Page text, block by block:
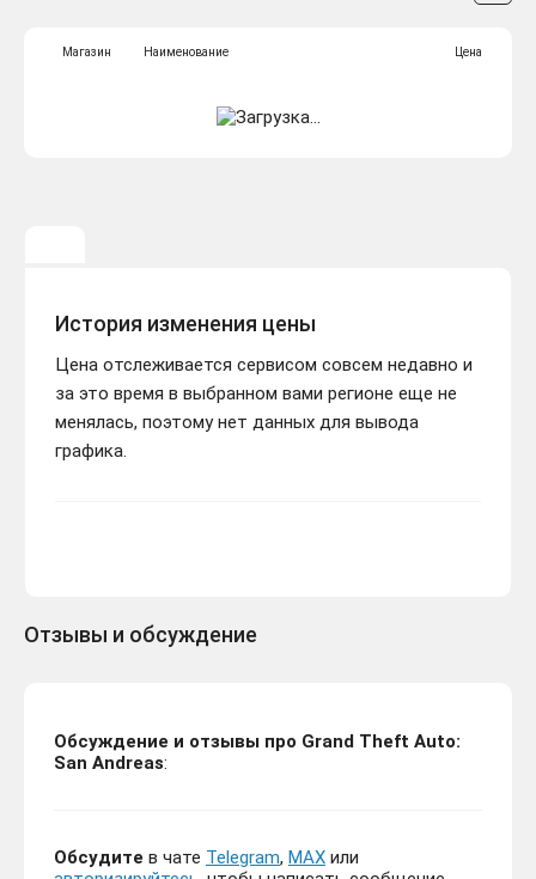
Магазин Наименование Цена
История изменения цены
Цена отслеживается сервисом совсем недавно и
за это время в выбранном вами регионе еще не
менялась, поэтому нет данных для вывода
графика.
Отзывы и обсуждение
Обсуждение и отзывы про Grand Theft Auto:
San Andreas:
Обсудите в чате Telegram, MAX или